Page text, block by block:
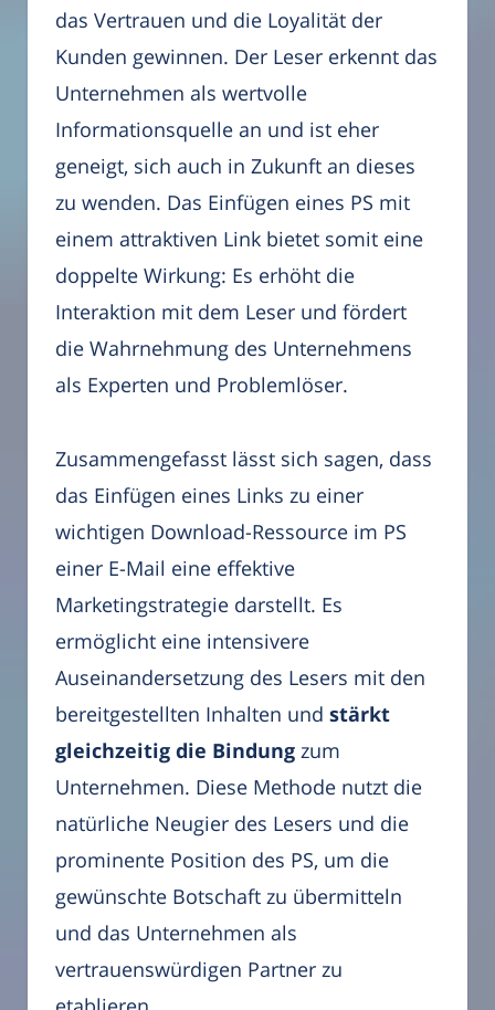
das Vertrauen und die Loyalität der
Kunden gewinnen. Der Leser erkennt das
Unternehmen als wertvolle
Informationsquelle an und ist eher
geneigt, sich auch in Zukunft an dieses
zu wenden. Das Einfügen eines PS mit
einem attraktiven Link bietet somit eine
doppelte Wirkung: Es erhöht die
Interaktion mit dem Leser und fördert
die Wahrnehmung des Unternehmens
als Experten und Problemlöser.
Zusammengefasst lässt sich sagen, dass
das Einfügen eines Links zu einer
wichtigen Download-Ressource im PS
einer E-Mail eine effektive
Marketingstrategie darstellt. Es
ermöglicht eine intensivere
Auseinandersetzung des Lesers mit den
bereitgestellten Inhalten und stärkt
gleichzeitig die Bindung zum
Unternehmen. Diese Methode nutzt die
natürliche Neugier des Lesers und die
prominente Position des PS, um die
gewünschte Botschaft zu übermitteln
und das Unternehmen als
vertrauenswürdigen Partner zu